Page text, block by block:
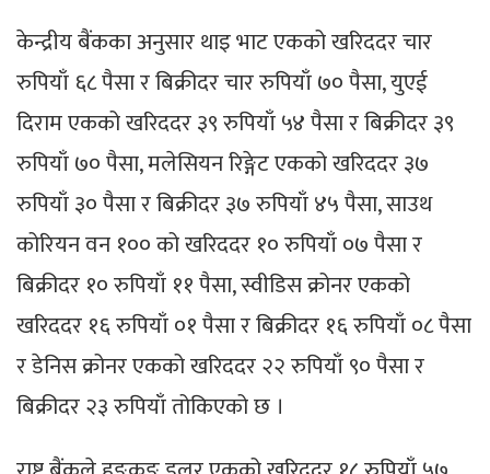
केन्द्रीय बैंकका अनुसार थाइ भाट एकको खरिददर चार
रुपियाँ ६८ पैसा र बिक्रीदर चार रुपियाँ ७० पैसा, युएई
दिराम एकको खरिददर ३९ रुपियाँ ५४ पैसा र बिक्रीदर ३९
रुपियाँ ७० पैसा, मलेसियन रिङ्गेट एकको खरिददर ३७
रुपियाँ ३० पैसा र बिक्रीदर ३७ रुपियाँ ४५ पैसा, साउथ
कोरियन वन १०० को खरिददर १० रुपियाँ ०७ पैसा र
बिक्रीदर १० रुपियाँ ११ पैसा, स्वीडिस क्रोनर एकको
खरिददर १६ रुपियाँ ०१ पैसा र बिक्रीदर १६ रुपियाँ ०८ पैसा
र डेनिस क्रोनर एकको खरिददर २२ रुपियाँ ९० पैसा र
बिक्रीदर २३ रुपियाँ तोकिएको छ ।